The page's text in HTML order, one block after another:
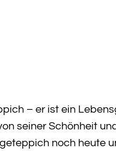
– er ist ein
seiner Schönheit
noch heute